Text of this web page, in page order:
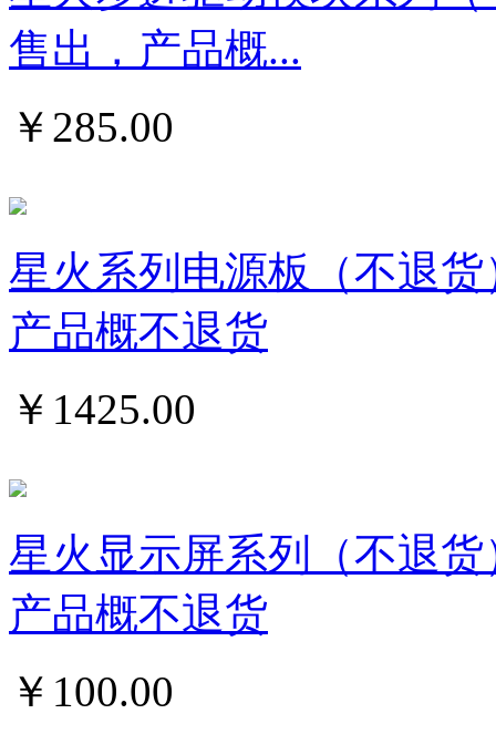
售出，产品概...
￥ 285.00
星火系列电源板（不退
产品概不退货
￥ 1425.00
星火显示屏系列（不退
产品概不退货
￥ 100.00